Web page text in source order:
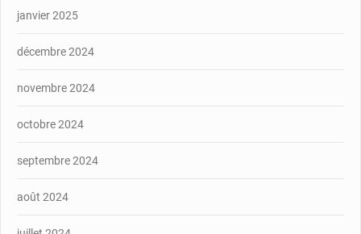
janvier 2025
décembre 2024
novembre 2024
octobre 2024
septembre 2024
août 2024